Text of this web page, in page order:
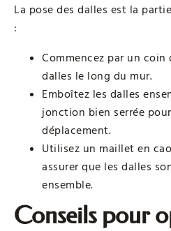
La pose des dalles est la
:
Commencez par un
dalles le long du mur.
Emboîtez les dalles
jonction bien serrée
déplacement.
Utilisez un maillet en
assurer que les dalles
ensemble.
Conseils pour